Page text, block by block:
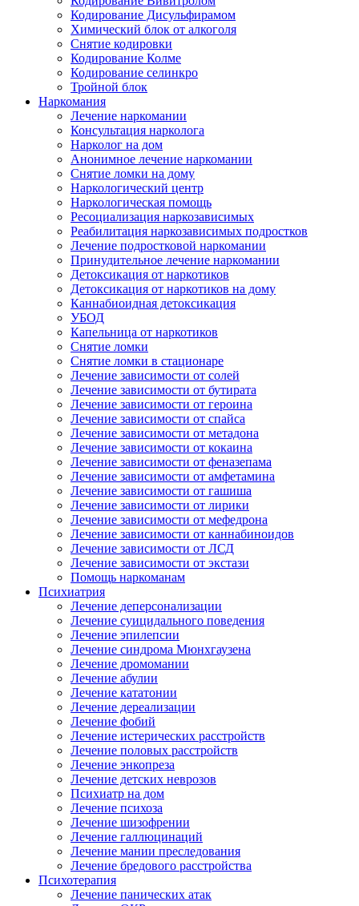
Кодирование Дисульфирамом
Химический блок от алкоголя
Снятие кодировки
Кодирование Колме
Кодирование селинкро
Тройной блок
Наркомания
Лечение наркомании
Консультация нарколога
Нарколог на дом
Анонимное лечение наркомании
Снятие ломки на дому
Наркологический центр
Наркологическая помощь
Ресоциализация наркозависимых
Реабилитация наркозависимых подростков
Лечение подростковой наркомании
Принудительное лечение наркомании
Детоксикация от наркотиков
Детоксикация от наркотиков на дому
Каннабиоидная детоксикация
УБОД
Капельница от наркотиков
Снятие ломки
Снятие ломки в стационаре
Лечение зависимости от солей
Лечение зависимости от бутирата
Лечение зависимости от героина
Лечение зависимости от спайса
Лечение зависимости от метадона
Лечение зависимости от кокаина
Лечение зависимости от феназепама
Лечение зависимости от амфетамина
Лечение зависимости от гашиша
Лечение зависимости от лирики
Лечение зависимости от мефедрона
Лечение зависимости от каннабиноидов
Лечение зависимости от ЛСД
Лечение зависимости от экстази
Помощь наркоманам
Психиатрия
Лечение деперсонализации
Лечение суицидального поведения
Лечение эпилепсии
Лечение синдрома Мюнхгаузена
Лечение дромомании
Лечение абулии
Лечение кататонии
Лечение дереализации
Лечение фобий
Лечение истерических расстройств
Лечение половых расстройств
Лечение энкопреза
Лечение детских неврозов
Психиатр на дом
Лечение психоза
Лечение шизофрении
Лечение галлюцинаций
Лечение мании преследования
Лечение бредового расстройства
Психотерапия
Лечение панических атак